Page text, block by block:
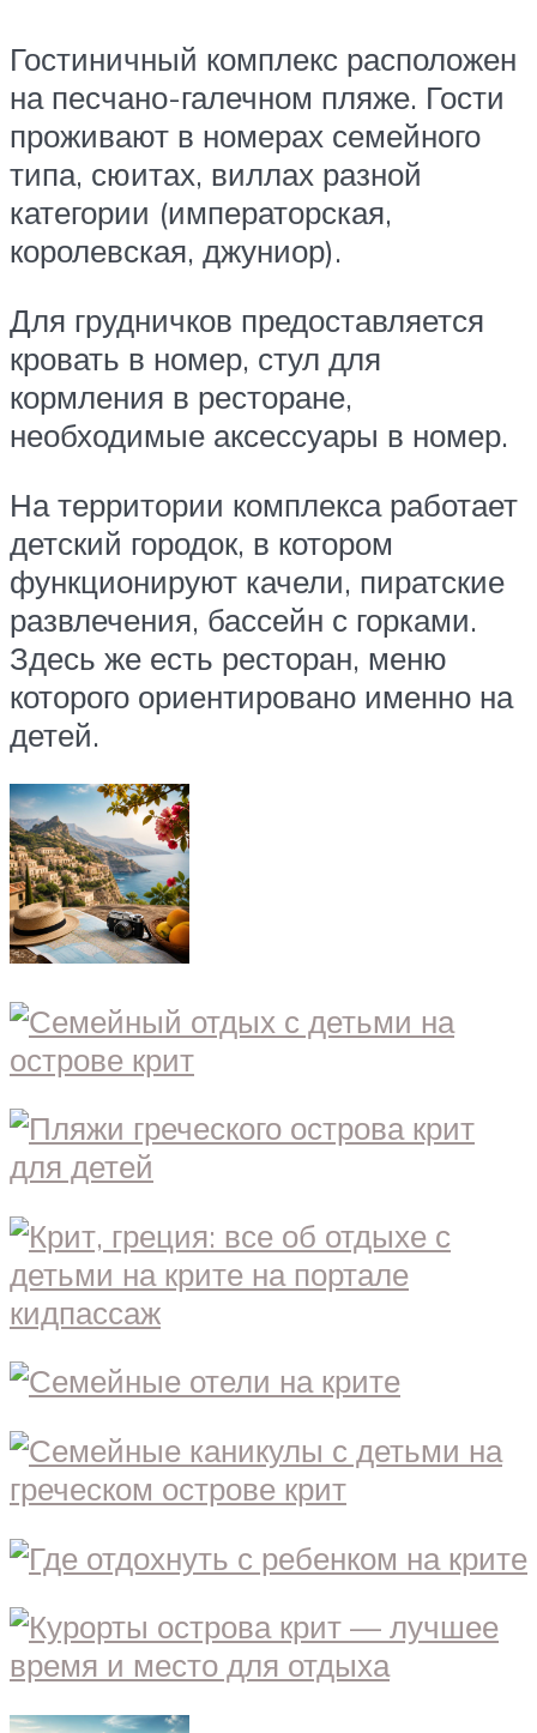
Гостиничный комплекс расположен
на песчано-галечном пляже. Гости
проживают в номерах семейного
типа, сюитах, виллах разной
категории (императорская,
королевская, джуниор).
Для грудничков предоставляется
кровать в номер, стул для
кормления в ресторане,
необходимые аксессуары в номер.
На территории комплекса работает
детский городок, в котором
функционируют качели, пиратские
развлечения, бассейн с горками.
Здесь же есть ресторан, меню
которого ориентировано именно на
детей.